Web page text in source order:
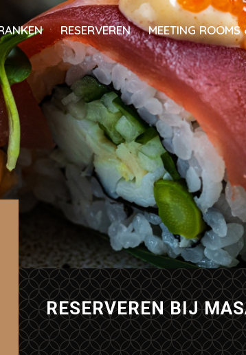
RESERVEREN MEETING ROOMS
RESERVEREN BIJ